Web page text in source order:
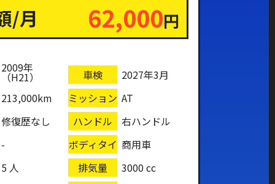
/月 62,000円
2009年
（H21） 車検
2027年3月
213,000km
ミッション AT
修復歴なし
ハンドル
右ハンドル
-
ボディタイ
プ
商用車
5 人
排気量
3000 cc